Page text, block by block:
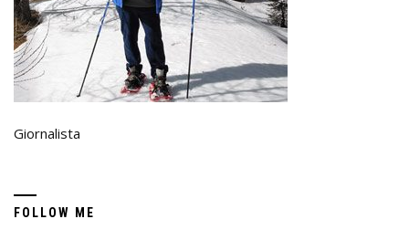
Giornalista
FOLLOW ME